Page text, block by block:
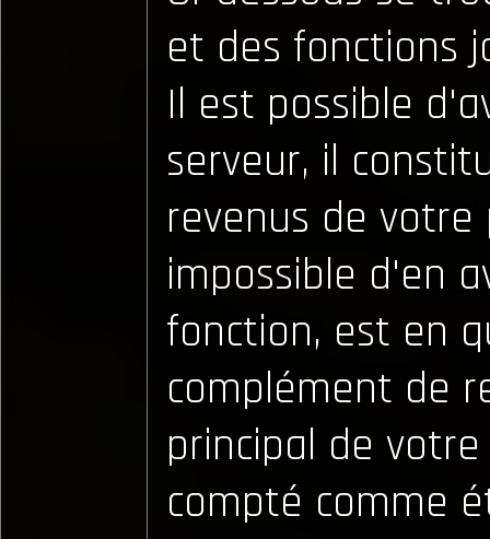
et des fonctions
Il est possible
serveur, il
revenus de
impossible d'en
fonction, est en
complément de
principal de
compté comme